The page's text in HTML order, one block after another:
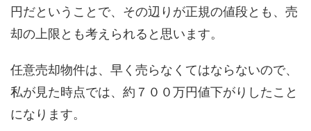
円だということで、その辺りが正規の値段とも、売
却の上限とも考えられると思います。
任意売却物件は、早く売らなくてはならないので、
私が見た時点では、約７００万円値下がりしたこと
になります。